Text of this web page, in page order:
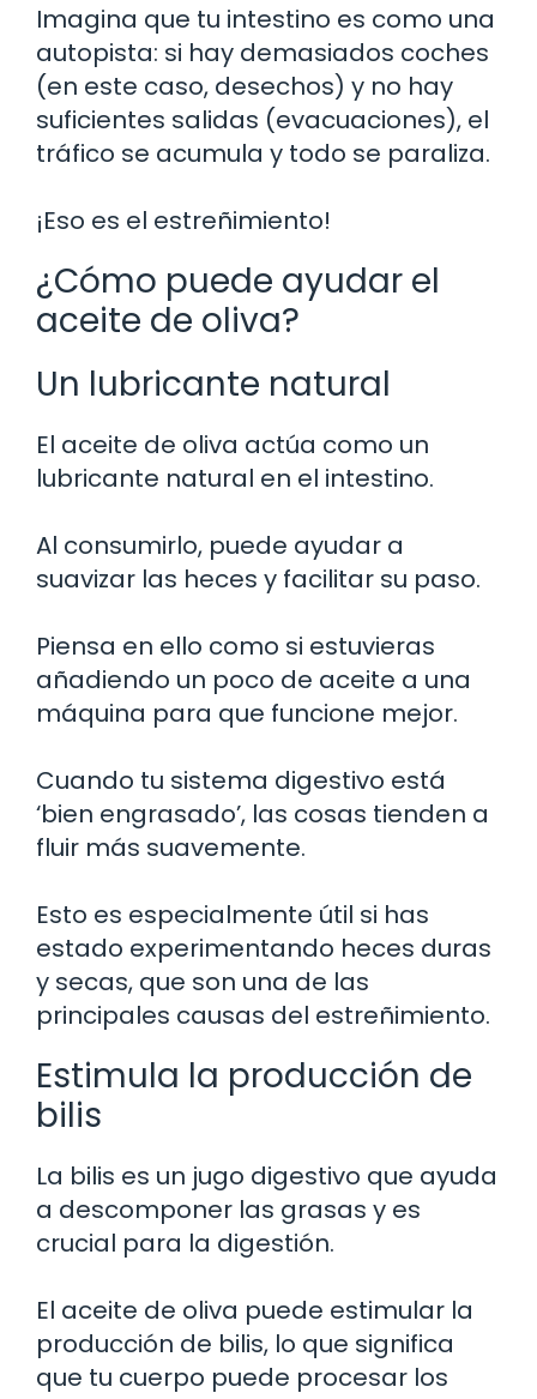
Imagina que tu intestino es como una
autopista: si hay demasiados coches
(en este caso, desechos) y no hay
suficientes salidas (evacuaciones), el
tráfico se acumula y todo se paraliza.
¡Eso es el estreñimiento!
¿Cómo puede ayudar el
aceite de oliva?
Un lubricante natural
El aceite de oliva actúa como un
lubricante natural en el intestino.
Al consumirlo, puede ayudar a
suavizar las heces y facilitar su paso.
Piensa en ello como si estuvieras
añadiendo un poco de aceite a una
máquina para que funcione mejor.
Cuando tu sistema digestivo está
‘bien engrasado’, las cosas tienden a
fluir más suavemente.
Esto es especialmente útil si has
estado experimentando heces duras
y secas, que son una de las
principales causas del estreñimiento.
Estimula la producción de
bilis
La bilis es un jugo digestivo que ayuda
a descomponer las grasas y es
crucial para la digestión.
El aceite de oliva puede estimular la
producción de bilis, lo que significa
que tu cuerpo puede procesar los